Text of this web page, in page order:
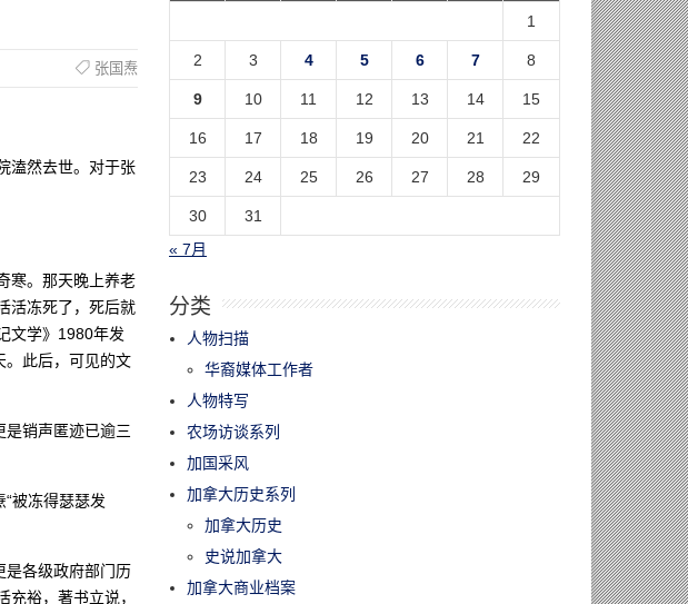
张国焘
溘然去世。对于张
寒。那天晚上养老
活冻死了，死后就
文学》1980年发
。此后，可见的文
是销声匿迹已逾三
被冻得瑟瑟发
是各级政府部门历
裕，著书立说，
1
2 3 4 5 6 7 8
9 10 11 12 13 14 15
16 17 18 19 20 21 22
23 24 25 26 27 28 29
30
31
« 7月
分类
人物扫描
华裔媒体工作者
人物特写
农场访谈系列
加国采风
加拿大历史系列
加拿大历史
史说加拿大
加拿大商业档案